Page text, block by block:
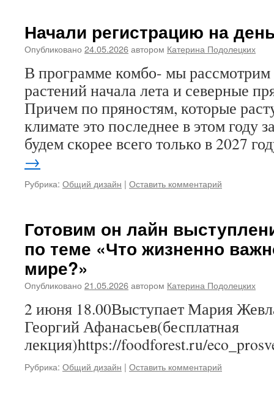
Начали регистрацию на
Опубликовано 24.05.2026автором Катерина Подолецких
В программе комбо- мы
растений начала лета и северные
Причем по пряностям, которые
климате это последнее в этом году
будем скорее всего только в 2027
→
Рубрика: Общий дизайн | Оставить комментарий
Готовим он лайн
по теме «Что жизненно
мире?»
Опубликовано 21.05.2026автором Катерина Подолецких
2 июня 18.00Выступает Мария
Георгий Афанасьев(бесплатная
лекция)https://foodforest.ru/
Рубрика: Общий дизайн | Оставить комментарий